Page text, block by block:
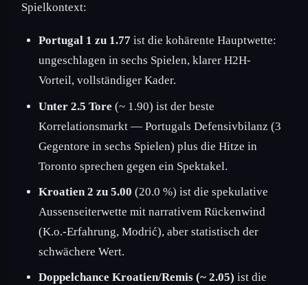
Spielkontext:
Portugal 1 zu 1.77 ist die kohärente Hauptwette:
ungeschlagen in sechs Spielen, klarer H2H-
Vorteil, vollständiger Kader.
Unter 2.5 Tore (~ 1.90) ist der beste
Korrelationsmarkt — Portugals Defensivbilanz (3
Gegentore in sechs Spielen) plus die Hitze in
Toronto sprechen gegen ein Spektakel.
Kroatien 2 zu 5.00 (20.0 %) ist die spekulative
Aussenseiterwette mit narrativem Rückenwind
(K.o.-Erfahrung, Modrić), aber statistisch der
schwächere Wert.
Doppelchance Kroatien/Remis (~ 2.05) ist die